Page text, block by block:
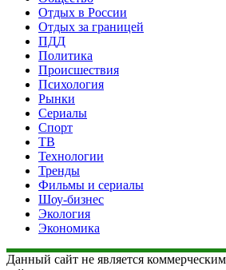
Отдых в России
Отдых за границей
ПДД
Политика
Происшествия
Психология
Рынки
Сериалы
Спорт
ТВ
Технологии
Тренды
Фильмы и сериалы
Шоу-бизнес
Экология
Экономика
Данный сайт не является